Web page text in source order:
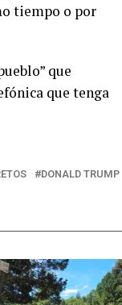
tiempo o por
que
que tenga
DONALD TRUMP